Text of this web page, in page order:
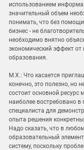
использованием
значительный объем
понимать, что без
бизнес - не
необходимо внятно
экономический эффект от
образования.
М.Х.: Что касается
конечно, это полезно, но
состоит основной ресурс
наиболее востребовано в
специалиста для
опыта решения
Надо сказать, что в
образовательный
систему, поскольку